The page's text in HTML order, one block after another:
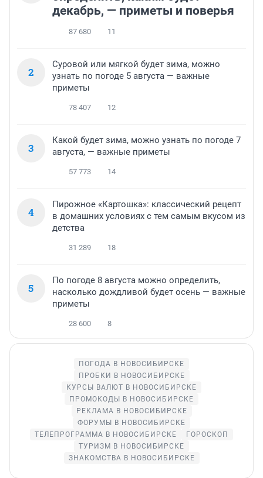
декабрь, — приметы и поверья
87 680 11
2
Суровой или мягкой будет зима, можно
узнать по погоде 5 августа — важные
приметы
78 407 12
3
Какой будет зима, можно узнать по погоде 7
августа, — важные приметы
57 773 14
4
Пирожное «Картошка»: классический рецепт
в домашних условиях с тем самым вкусом из
детства
31 289 18
5
По погоде 8 августа можно определить,
насколько дождливой будет осень — важные
приметы
28 600 8
ПОГОДА В НОВОСИБИРСКЕ
ПРОБКИ В НОВОСИБИРСКЕ
КУРСЫ ВАЛЮТ В НОВОСИБИРСКЕ
ПРОМОКОДЫ В НОВОСИБИРСКЕ
РЕКЛАМА В НОВОСИБИРСКЕ
ФОРУМЫ В НОВОСИБИРСКЕ
ТЕЛЕПРОГРАММА В НОВОСИБИРСКЕ
ГОРОСКОП
ТУРИЗМ В НОВОСИБИРСКЕ
ЗНАКОМСТВА В НОВОСИБИРСКЕ